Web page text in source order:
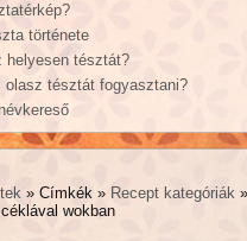
története
helyesen tésztát?
olasz tésztát fogyasztani?
» Címkék » Recept kategóriák
wokban